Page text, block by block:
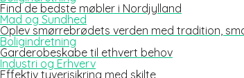
Find de bedste møbler i Nordjylland
Mad og Sundhed
Oplev smørrebrødets verden med tradition,
Boligindretning
Garderobeskabe til ethvert behov
Industri og Erhverv
Effektiv tyverisikring med skilte